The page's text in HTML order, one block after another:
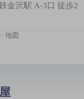
金沢駅 A-3口 徒歩2
地図